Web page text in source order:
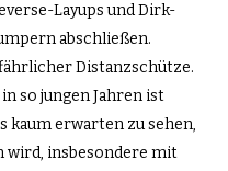
Layups und Dirk-
abschließen.
Distanzschütze.
so jungen Jahren ist
kaum erwarten zu sehen,
wird, insbesondere mit